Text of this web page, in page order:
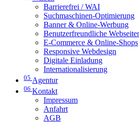
Barrierefrei / WAI
Suchmaschinen-Optimierung
Banner & Online-Werbung
Benutzerfreundliche
E-Commerce & Online-Shops
Responsive Webdesign
Digitale Einladung
Internationalisierung
05 Agentur
06 Kontakt
Impressum
Anfahrt
AGB